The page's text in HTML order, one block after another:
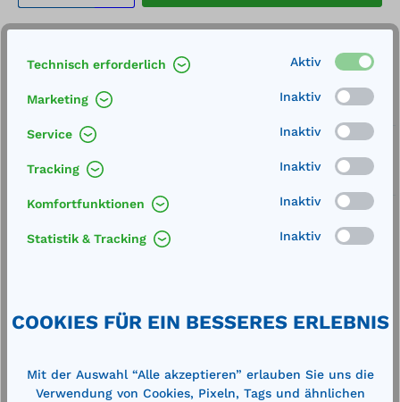
Artikel-Nummer:710862
Lieferung frei Haus
Zertifizierte Qualität
Stahl lackiertschwenkbar (mit
Wasserschlauch ¾" oder für 30 m Wasserschlauch
1" (Zube…Mehr
Technisch erforderlich Aktiv
Marketing Inaktiv
Service Inaktiv
Tracking Inaktiv
Komfortfunktionen Inaktiv
Statistik & Tracking Inaktiv
COOKIES FÜR EIN BESSERES ERLEBNIS
Mit der Auswahl “Alle akzeptieren” erlauben Sie uns die
Verwendung von Cookies, Pixeln, Tags und ähnlichen